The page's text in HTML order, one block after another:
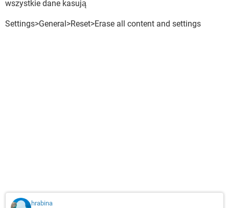
wszystkie dane kasują
Settings>General>Reset>Erase all content and settings
hrabina